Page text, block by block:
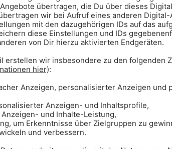
und diese unfassbar
mit den Sternchen darauf
und hören